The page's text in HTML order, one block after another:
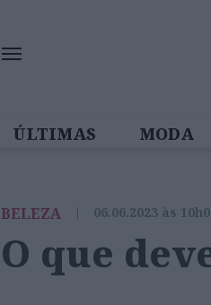
ÚLTIMAS MODA
BELEZA | 06.06.2023 às
O que